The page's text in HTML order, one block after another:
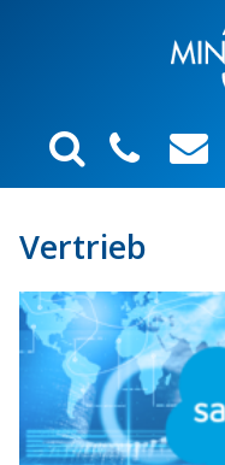
Vertrieb